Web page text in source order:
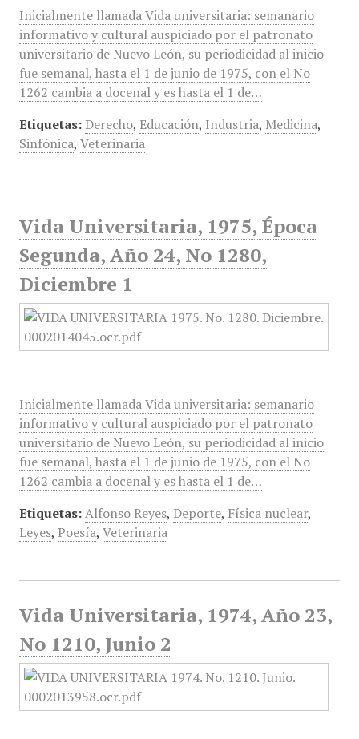
Inicialmente llamada Vida universitaria: semanario
informativo y cultural auspiciado por el patronato
universitario de Nuevo León, su periodicidad al inicio
fue semanal, hasta el 1 de junio de 1975, con el No
1262 cambia a docenal y es hasta el 1 de…
Etiquetas: Derecho, Educación, Industria, Medicina,
Sinfónica, Veterinaria
Vida Universitaria, 1975, Época
Segunda, Año 24, No 1280,
Diciembre 1
Inicialmente llamada Vida universitaria: semanario
informativo y cultural auspiciado por el patronato
universitario de Nuevo León, su periodicidad al inicio
fue semanal, hasta el 1 de junio de 1975, con el No
1262 cambia a docenal y es hasta el 1 de…
Etiquetas: Alfonso Reyes, Deporte, Física nuclear,
Leyes, Poesía, Veterinaria
Vida Universitaria, 1974, Año 23,
No 1210, Junio 2